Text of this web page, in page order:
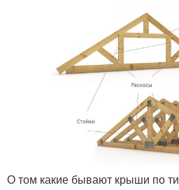
О том какие бывают крыши по